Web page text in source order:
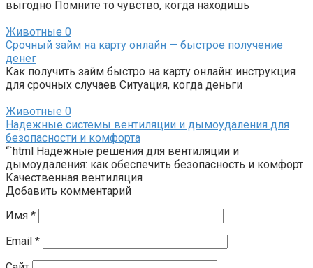
выгодно Помните то чувство, когда находишь
Животные 0
Срочный займ на карту онлайн — быстрое получение
денег
Как получить займ быстро на карту онлайн: инструкция
для срочных случаев Ситуация, когда деньги
Животные 0
Надежные системы вентиляции и дымоудаления для
безопасности и комфорта
“`html Надежные решения для вентиляции и
дымоудаления: как обеспечить безопасность и комфорт
Качественная вентиляция
Добавить комментарий
Имя *
Email *